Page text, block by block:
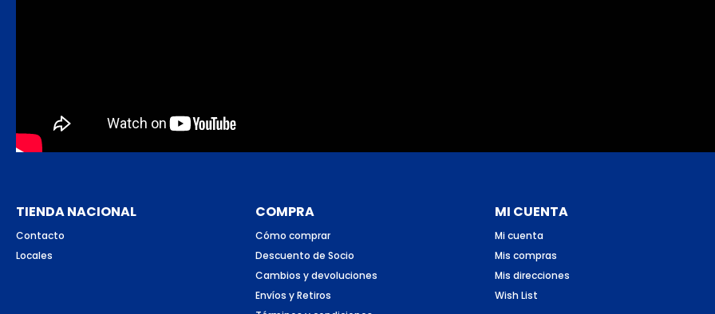
TIENDA NACIONAL
Contacto
Locales
COMPRA
Cómo comprar
Descuento de Socio
Cambios y devoluciones
Envíos y Retiros
MI CUENTA
Mi cuenta
Mis compras
Mis direcciones
Wish List